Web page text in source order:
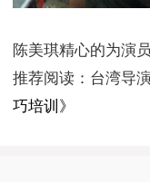
陈美琪精心的为演员
推荐阅读：台湾导
巧培训》